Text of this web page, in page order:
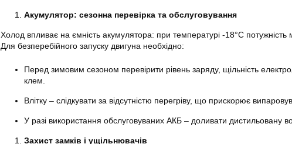
Акумулятор: сезонна перевірка та обслуговування
Холод впливає на ємність акумулятора: при температурі -18°C
Для безперебійного запуску двигуна необхідно:
Перед зимовим сезоном перевірити рівень заряду, щільність
клем.
Влітку – слідкувати за відсутністю перегріву, що прискорює
У разі використання обслуговуваних АКБ – доливати дистильовану
Захист замків і ущільнювачів